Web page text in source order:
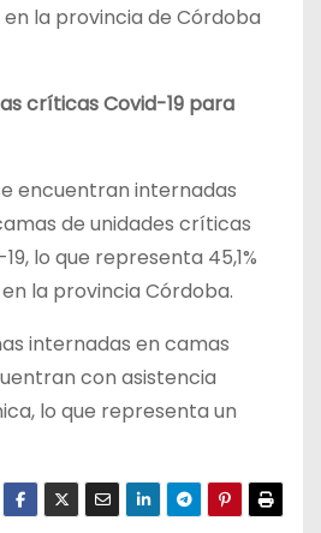
la provincia de Córdoba
críticas Covid-19 para
encuentran internadas
de unidades críticas
lo que representa 45,1%
la provincia Córdoba.
internadas en camas
con asistencia
lo que representa un